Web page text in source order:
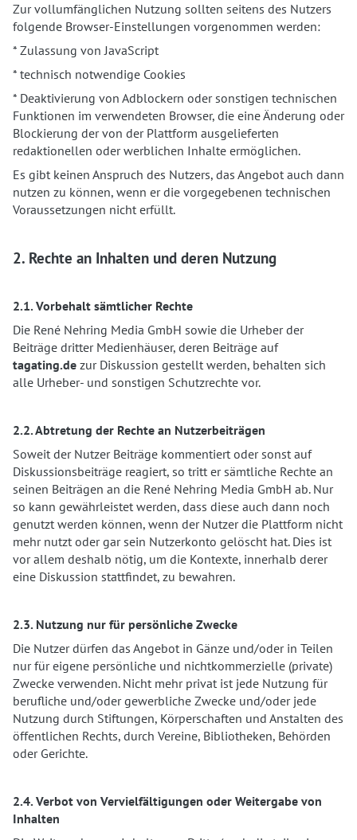
Zur vollumfänglichen Nutzung sollten seitens des Nutzers
folgende Browser-Einstellungen vorgenommen werden:
* Zulassung von JavaScript
* technisch notwendige Cookies
* Deaktivierung von Adblockern oder sonstigen technischen
Funktionen im verwendeten Browser, die eine Änderung oder
Blockierung der von der Plattform ausgelieferten
redaktionellen oder werblichen Inhalte ermöglichen.
Es gibt keinen Anspruch des Nutzers, das Angebot auch dann
nutzen zu können, wenn er die vorgegebenen technischen
Voraussetzungen nicht erfüllt.
2. Rechte an Inhalten und deren Nutzung
2.1. Vorbehalt sämtlicher Rechte
Die René Nehring Media GmbH sowie die Urheber der
Beiträge dritter Medienhäuser, deren Beiträge auf
tagating.de zur Diskussion gestellt werden, behalten sich
alle Urheber- und sonstigen Schutzrechte vor.
2.2. Abtretung der Rechte an Nutzerbeiträgen
Soweit der Nutzer Beiträge kommentiert oder sonst auf
Diskussionsbeiträge reagiert, so tritt er sämtliche Rechte an
seinen Beiträgen an die René Nehring Media GmbH ab. Nur
so kann gewährleistet werden, dass diese auch dann noch
genutzt werden können, wenn der Nutzer die Plattform nicht
mehr nutzt oder gar sein Nutzerkonto gelöscht hat. Dies ist
vor allem deshalb nötig, um die Kontexte, innerhalb derer
eine Diskussion stattfindet, zu bewahren.
2.3. Nutzung nur für persönliche Zwecke
Die Nutzer dürfen das Angebot in Gänze und/oder in Teilen
nur für eigene persönliche und nichtkommerzielle (private)
Zwecke verwenden. Nicht mehr privat ist jede Nutzung für
berufliche und/oder gewerbliche Zwecke und/oder jede
Nutzung durch Stiftungen, Körperschaften und Anstalten des
öffentlichen Rechts, durch Vereine, Bibliotheken, Behörden
oder Gerichte.
2.4. Verbot von Vervielfältigungen oder Weitergabe von
Inhalten